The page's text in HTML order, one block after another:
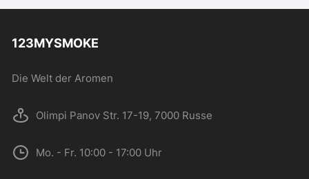
können
123MYSMOKE
Die Welt der Aromen
Olimpi Panov Str. 17-19, 7000 Russe
Mo. - Fr. 10:00 - 17:00 Uhr